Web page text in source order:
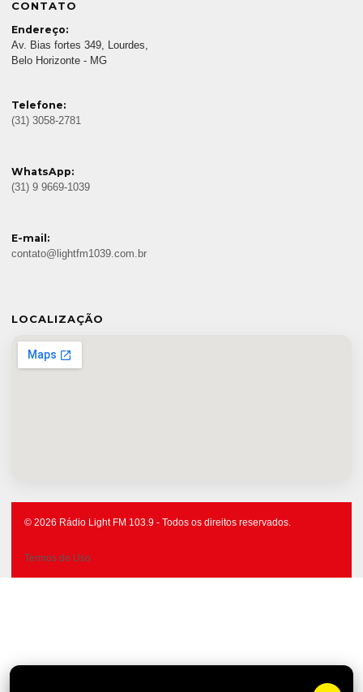
CONTATO
Endereço:
Av. Bias fortes 349, Lourdes,
Belo Horizonte - MG
Telefone:
(31) 3058-2781
WhatsApp:
(31) 9 9669-1039
E-mail:
contato@lightfm1039.com.br
LOCALIZAÇÃO
© 2026 Rádio Light FM 103.9 - Todos os direitos reservados.
Termos de Uso